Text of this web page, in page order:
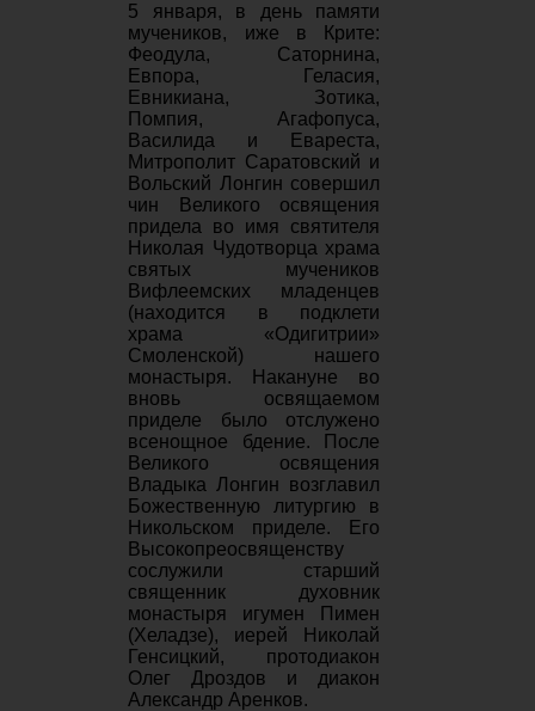
5 января, в день памяти
мучеников, иже в Крите:
Феодула, Саторнина,
Евпора, Геласия,
Евникиана, Зотика,
Помпия, Агафопуса,
Василида и Евареста,
Митрополит Саратовский и
Вольский Лонгин совершил
чин Великого освящения
придела во имя святителя
Николая Чудотворца храма
святых мучеников
Вифлеемских младенцев
(находится в подклети
храма «Одигитрии»
Смоленской) нашего
монастыря.
Накануне во
вновь освящаемом
приделе было отслужено
всенощное бдение.
После
Великого освящения
Владыка Лонгин возглавил
Божественную литургию в
Никольском приделе. Его
Высокопреосвященству
сослужили старший
священник духовник
монастыря игумен Пимен
(Хеладзе), иерей Николай
Генсицкий, протодиакон
Олег Дроздов и диакон
Александр Аренков.